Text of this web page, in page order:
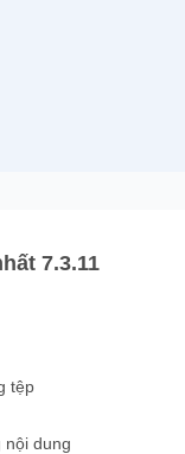
7.3.11
tệp
nội dung